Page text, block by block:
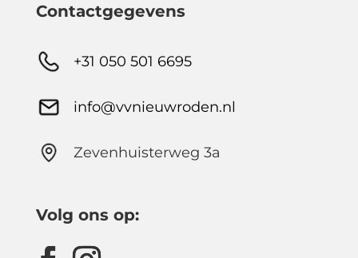
Contactgegevens
+31 050 501 6695
info@vvnieuwroden.nl
Zevenhuisterweg 3a
Volg ons op: